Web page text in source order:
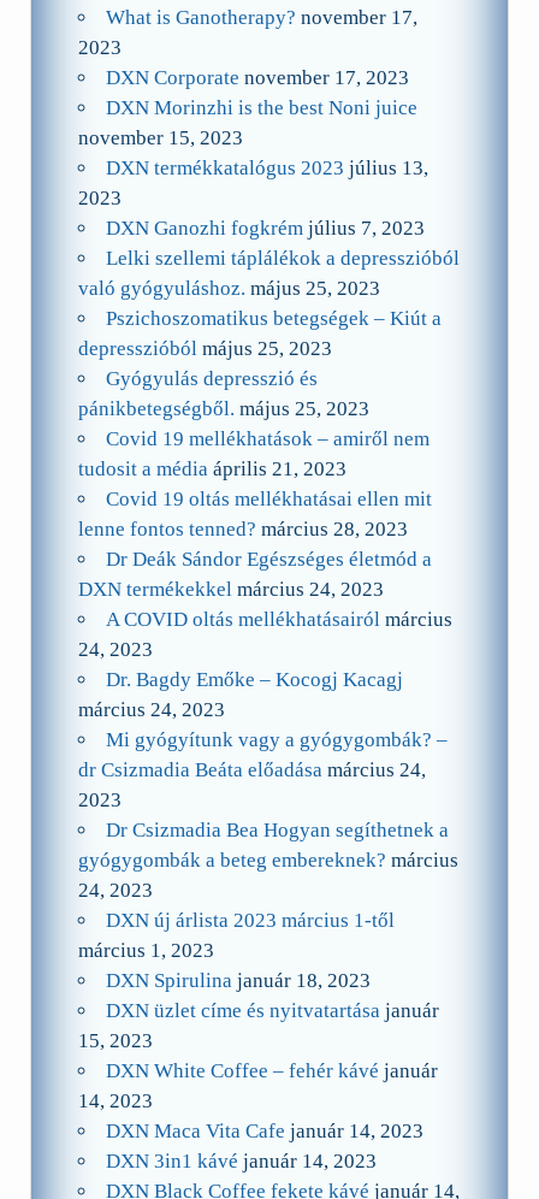
What is Ganotherapy? november 17,
2023
DXN Corporate november 17, 2023
DXN Morinzhi is the best Noni juice
november 15, 2023
DXN termékkatalógus 2023 július 13,
2023
DXN Ganozhi fogkrém július 7, 2023
Lelki szellemi táplálékok a depresszióból
való gyógyuláshoz. május 25, 2023
Pszichoszomatikus betegségek – Kiút a
depresszióból május 25, 2023
Gyógyulás depresszió és
pánikbetegségből. május 25, 2023
Covid 19 mellékhatások – amiről nem
tudosit a média április 21, 2023
Covid 19 oltás mellékhatásai ellen mit
lenne fontos tenned? március 28, 2023
Dr Deák Sándor Egészséges életmód a
DXN termékekkel március 24, 2023
A COVID oltás mellékhatásairól március
24, 2023
Dr. Bagdy Emőke – Kocogj Kacagj
március 24, 2023
Mi gyógyítunk vagy a gyógygombák? –
dr Csizmadia Beáta előadása március 24,
2023
Dr Csizmadia Bea Hogyan segíthetnek a
gyógygombák a beteg embereknek? március
24, 2023
DXN új árlista 2023 március 1-től
március 1, 2023
DXN Spirulina január 18, 2023
DXN üzlet címe és nyitvatartása január
15, 2023
DXN White Coffee – fehér kávé január
14, 2023
DXN Maca Vita Cafe január 14, 2023
DXN 3in1 kávé január 14, 2023
DXN Black Coffee fekete kávé január 14,